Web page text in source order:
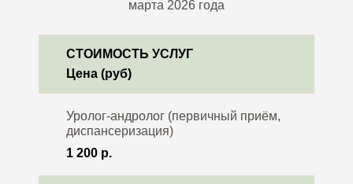
марта 2026 года
СТОИМОСТЬ УСЛУГ
Цена (руб)
1 200 р.
Уролог-андролог (первичный приём,
диспансеризация)